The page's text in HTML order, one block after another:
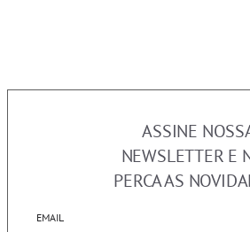
ASSINE
NEWSLETTER E
PERCA AS
EMAIL